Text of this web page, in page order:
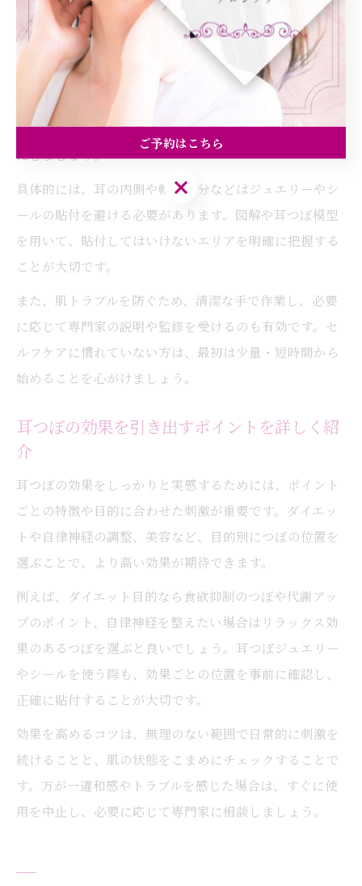
耳つぼシミュレーションで失敗しない位置確
認術
耳つぼシミュレーションで失敗しないためには、いくつ
かのコツと注意点があります。まず、耳つぼの禁止ゾー
ンや敏感な部位を事前に確認し、誤って刺激しないよう
にしましょう。
具体的には、耳の内側や軟骨部分などはジュエリーやシ
ールの貼付を避ける必要があります。図解や耳つぼ模型
を用いて、貼付してはいけないエリアを明確に把握する
ことが大切です。
また、肌トラブルを防ぐため、清潔な手で作業し、必要
に応じて専門家の説明や監修を受けるのも有効です。セ
ルフケアに慣れていない方は、最初は少量・短時間から
始めることを心がけましょう。
耳つぼの効果を引き出すポイントを詳しく紹
介
耳つぼの効果をしっかりと実感するためには、ポイント
ごとの特徴や目的に合わせた刺激が重要です。ダイエッ
トや自律神経の調整、美容など、目的別につぼの位置を
選ぶことで、より高い効果が期待できます。
例えば、ダイエット目的なら食欲抑制のつぼや代謝アッ
プのポイント、自律神経を整えたい場合はリラックス効
果のあるつぼを選ぶと良いでしょう。耳つぼジュエリー
やシールを使う際も、効果ごとの位置を事前に確認し、
正確に貼付することが大切です。
効果を高めるコツは、無理のない範囲で日常的に刺激を
続けることと、肌の状態をこまめにチェックすることで
す。万が一違和感やトラブルを感じた場合は、すぐに使
用を中止し、必要に応じて専門家に相談しましょう。
ご予約はこちら
ご予約はこちら